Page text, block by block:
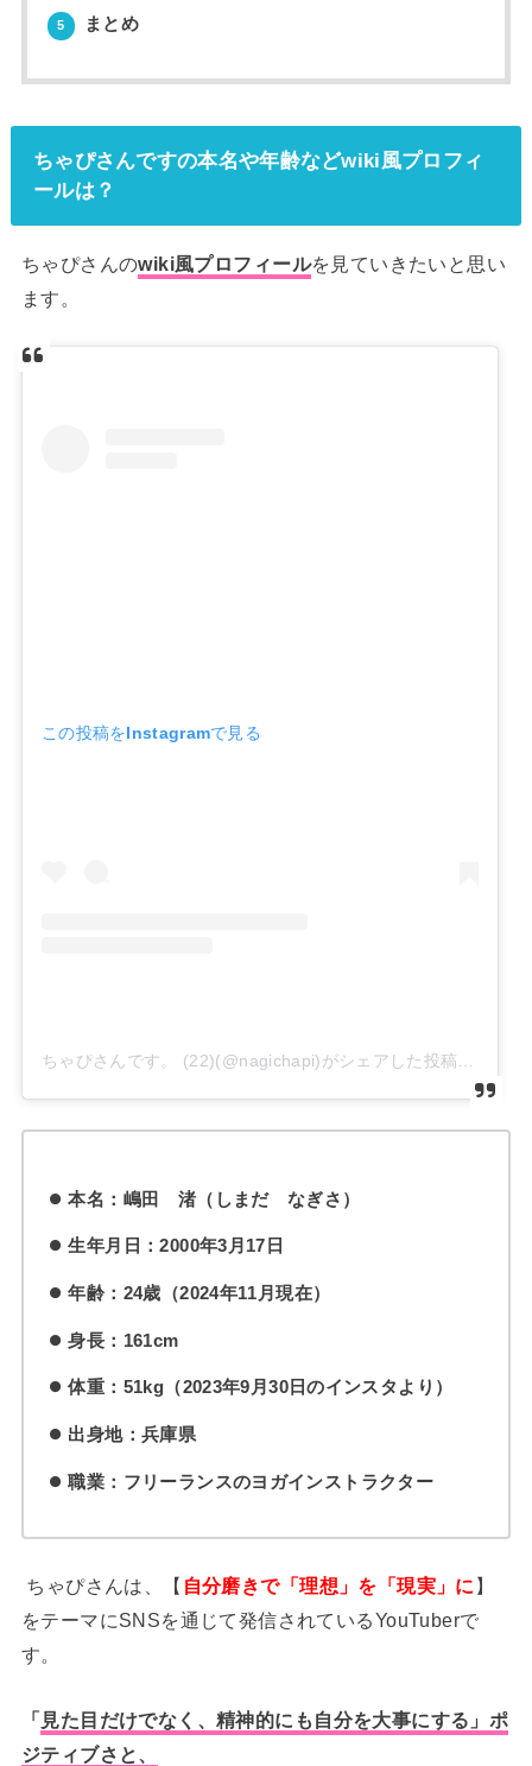
5 まとめ
ちゃぴさんですの本名や年齢などwiki風プロフィ
ールは？
ちゃぴさんのwiki風プロフィールを見ていきたいと思い
ます。
この投稿をInstagramで見る
本名：嶋田 渚（しまだ なぎさ）
生年月日：2000年3月17日
年齢：24歳（2024年11月現在）
身長：161cm
体重：51kg（2023年9月30日のインスタより）
出身地：兵庫県
職業：フリーランスのヨガインストラクター
ちゃぴさんは、【 自分磨きで「理想」を「現実」に 】
をテーマにSNSを通じて発信されているYouTuberで
す。
「 見た目だけでなく、精神的にも自分を大事にする」ポ
ジティブさと、